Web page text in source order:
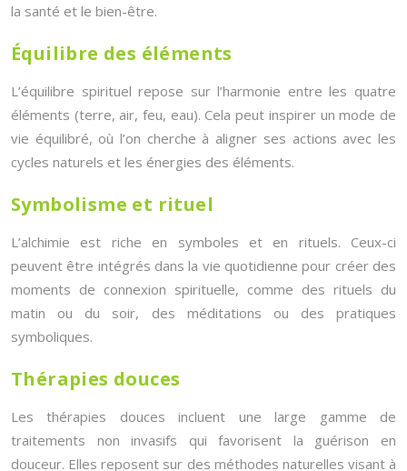
la santé et le bien-être.
Équilibre des éléments
L’équilibre spirituel repose sur l’harmonie entre les quatre
éléments (terre, air, feu, eau). Cela peut inspirer un mode de
vie équilibré, où l’on cherche à aligner ses actions avec les
cycles naturels et les énergies des éléments.
Symbolisme et rituel
L’alchimie est riche en symboles et en rituels. Ceux-ci
peuvent être intégrés dans la vie quotidienne pour créer des
moments de connexion spirituelle, comme des rituels du
matin ou du soir, des méditations ou des pratiques
symboliques.
Thérapies douces
Les thérapies douces incluent une large gamme de
traitements non invasifs qui favorisent la guérison en
douceur. Elles reposent sur des méthodes naturelles visant à